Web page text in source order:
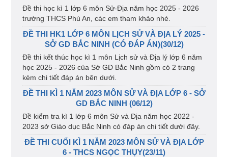
Đề thi học kì 1 lớp 6 môn Sử-Địa năm học 2025 - 2026
trường THCS Phú An, các em tham khảo nhé.
ĐỀ THI HK1 LỚP 6 MÔN LỊCH SỬ VÀ ĐỊA LÝ 2025 -
SỞ GD BẮC NINH (CÓ ĐÁP ÁN)(30/12)
Đề thi kết thúc học kì 1 môn Lịch sử và Địa lý lớp 6 năm
học 2025 - 2026 của Sở GD Bắc Ninh gồm có 2 trang
kèm chi tiết đáp án bên dưới.
ĐỀ THI KÌ 1 NĂM 2023 MÔN SỬ VÀ ĐỊA LỚP 6 - SỞ
GD BẮC NINH (06/12)
Đề kiểm tra kì 1 lớp 6 môn Sử và Địa năm học 2022 -
2023 sở Giáo dục Bắc Ninh có đáp án chi tiết dưới đây.
ĐỀ THI CUỐI KÌ 1 NĂM 2023 MÔN SỬ VÀ ĐỊA LỚP
6 - THCS NGỌC THỤY(23/11)